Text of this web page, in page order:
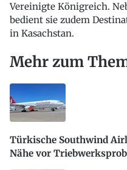
Vereinigte Königreich.
bedient sie zudem
in Kasachstan.
Mehr zum
Türkische Southwind
Nähe vor